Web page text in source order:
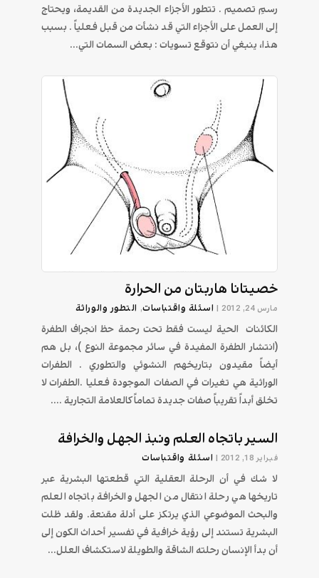
رسمِ تصميم . تتطور الأجزاء الجديدة من القديمة، ويحتاج
إلى العمل على الأجزاء التي قد نشأت من قبل فعلياً . بسبب
هذا، ينبغي أن نتوقع تسويات : بعض السمات التي...
خصيتانا هاربتان من الحرارة
مارس 24, 2012 | اسئلة واقتباسات, التطور والوراثة
الكائنات الحية ليست فقط تحت رحمة حظ انجراف الطفرة
(انتشار الطفرة المفيدة في سائر مجموعة النوع )، بل هم
أيضاً مقيدون بتاريخهم النشوئي والتطوري . الطفرات
الوراثية هي تغيرات في الصفات الموجودة فعليا .الطفرات لا
تخلق أبداً تقريباً صفات جديدة تماماً كالعلامة التجارية ....
السير باتجاه العلم ونبذ الجهل والخرافة
فبراير 18, 2012 | اسئلة واقتباسات
لا شك في أن الرحلة العقلية التي قطعتها البشرية عبر
تاريخها هي رحلة انتقال من الجهل والخرافة باتجاه العلم
والبحث الموضوعي الذي يرتكز على أدلة مقنعة. ولقد ظلت
البشرية تستند إلى رؤية خرافية في تفسير أحداث الكون إلى
أن بدأ الإنسان رحلته الشاقة والطويلة لاستكشاف العلل...